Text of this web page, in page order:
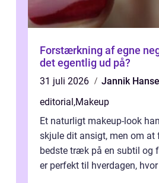
Forstærkning af egne
det egentlig ud på?
31 juli 2026
Jannik
editorial,Makeup
Et naturligt makeup-look
skjule dit ansigt, men om
bedste træk på en subtil og
er perfekt til hverdagen,